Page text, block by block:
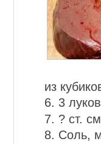
из
3
? ст.
Соль,